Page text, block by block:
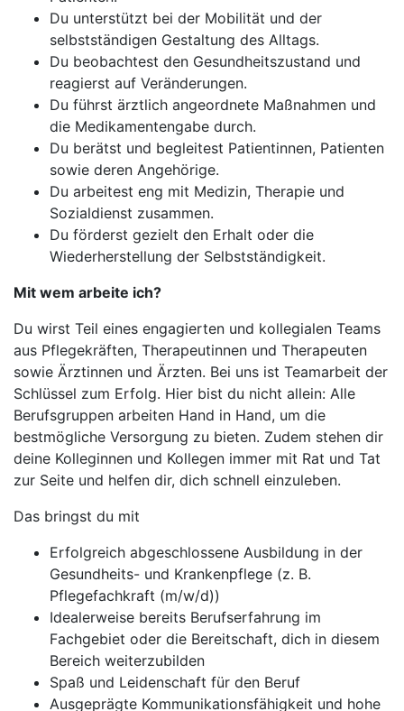
Du unterstützt bei der Mobilität und der
selbstständigen Gestaltung des Alltags.
Du beobachtest den Gesundheitszustand und
reagierst auf Veränderungen.
Du führst ärztlich angeordnete Maßnahmen und
die Medikamentengabe durch.
Du berätst und begleitest Patientinnen, Patienten
sowie deren Angehörige.
Du arbeitest eng mit Medizin, Therapie und
Sozialdienst zusammen.
Du förderst gezielt den Erhalt oder die
Wiederherstellung der Selbstständigkeit.
Mit wem arbeite ich?
Du wirst Teil eines engagierten und kollegialen Teams
aus Pflegekräften, Therapeutinnen und Therapeuten
sowie Ärztinnen und Ärzten. Bei uns ist Teamarbeit der
Schlüssel zum Erfolg. Hier bist du nicht allein: Alle
Berufsgruppen arbeiten Hand in Hand, um die
bestmögliche Versorgung zu bieten. Zudem stehen dir
deine Kolleginnen und Kollegen immer mit Rat und Tat
zur Seite und helfen dir, dich schnell einzuleben.
Das bringst du mit
Erfolgreich abgeschlossene Ausbildung in der
Gesundheits- und Krankenpflege (z. B.
Pflegefachkraft (m/w/d))
Idealerweise bereits Berufserfahrung im
Fachgebiet oder die Bereitschaft, dich in diesem
Bereich weiterzubilden
Spaß und Leidenschaft für den Beruf
Ausgeprägte Kommunikationsfähigkeit und hohe